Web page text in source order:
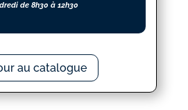
de 8h30 à 12h30
au catalogue